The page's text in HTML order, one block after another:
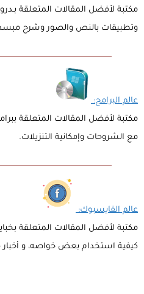
وتطبيقات بالنص والصور وشرح
عالم البرامج:
مكتبة لأفضل المقالات المتعلقة
مع الشروحات وإمكانية التنزيلات.
عالم الفايسبوك:
مكتبة لأفضل المقالات المتعلقة
كيفية استخدام بعض خواصه، و